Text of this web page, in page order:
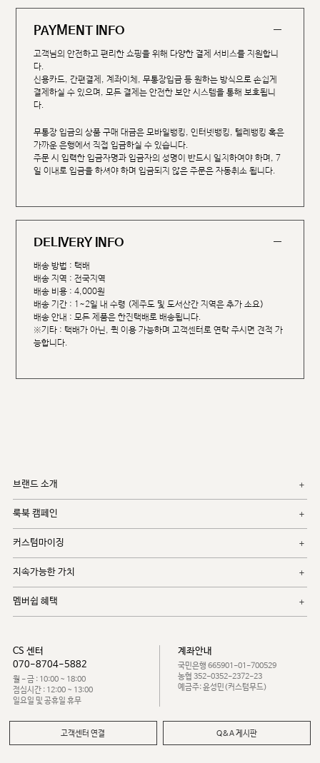
PAYMENT INFO
고객님의 안전하고 편리한 쇼핑을 위해 다양한 결제 서비스를 지원합니
다.
신용카드, 간편결제, 계좌이체, 무통장입금 등 원하는 방식으로 손쉽게
결제하실 수 있으며, 모든 결제는 안전한 보안 시스템을 통해 보호됩니
다.
무통장 입금의 상품 구매 대금은 모바일뱅킹, 인터넷뱅킹, 텔레뱅킹 혹은
가까운 은행에서 직접 입금하실 수 있습니다.
주문 시 입력한 입금자명과 입금자의 성명이 반드시 일치하여야 하며, 7
일 이내로 입금을 하셔야 하며 입금되지 않은 주문은 자동취소 됩니다.
DELIVERY INFO
배송 방법 : 택배
배송 지역 : 전국지역
배송 비용 : 4,000원
배송 기간 : 1~2일 내 수령 (제주도 및 도서산간 지역은 추가 소요)
배송 안내 : 모든 제품은 한진택배로 배송됩니다.
※기타 : 택배가 아닌, 퀵 이용 가능하며 고객센터로 연락 주시면 견적 가
능합니다.
브랜드 소개
룩북 캠페인
커스텀마이징
지속가능한 가치
멤버쉽 혜택
CS 센터
070-8704-5882
월 - 금 : 10:00 ~ 18:00
점심시간 : 12:00 ~ 13:00
일요일 및 공휴일 휴무
계좌안내
국민은행 665901-01-700529
농협 352-0352-2372-23
예금주: 윤성민(커스텀무드)
고객센터 연결 Q&A 게시판